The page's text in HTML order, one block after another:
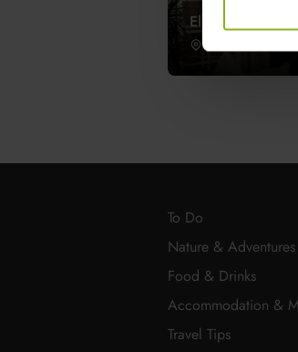
Elisefarm
To Do
Nature & Adventures
Food & Drinks
Accommodation &
Travel Tips